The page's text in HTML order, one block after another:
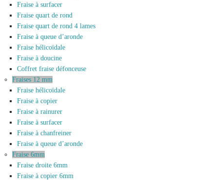
Fraise à surfacer
Fraise quart de rond
Fraise quart de rond 4 lames
Fraise à queue d’aronde
Fraise hélicoïdale
Fraise à doucine
Coffret fraise défonceuse
Fraises 12 mm
Fraise hélicoïdale
Fraise à copier
Fraise à rainurer
Fraise à surfacer
Fraise à chanfreiner
Fraise à queue d’aronde
Fraise 6mm
Fraise droite 6mm
Fraise à copier 6mm